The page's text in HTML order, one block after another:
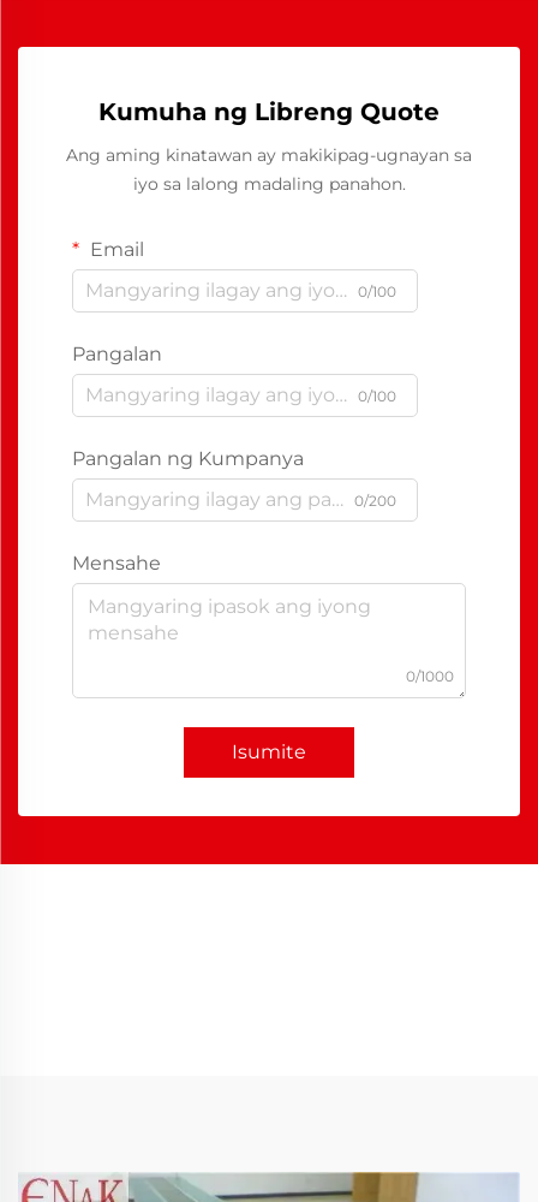
Kumuha ng Libreng Quote
Ang aming kinatawan ay makikipag-ugnayan sa
iyo sa lalong madaling panahon.
Email
0/100
Pangalan
0/100
Pangalan ng Kumpanya
0/200
Mensahe
0/1000
Isumite